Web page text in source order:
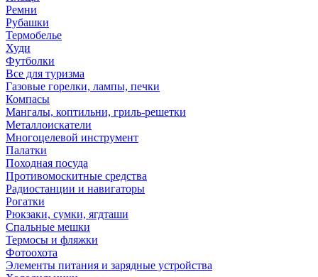
Ремни
Рубашки
Термобелье
Худи
Футболки
Все для туризма
Газовые горелки, лампы, печки
Компасы
Мангалы, коптильни, гриль-решетки
Металлоискатели
Многоцелевой инструмент
Палатки
Походная посуда
Противомоскитные средства
Радиостанции и навигаторы
Рогатки
Рюкзаки, сумки, ягдташи
Спальные мешки
Термосы и фляжки
Фотоохота
Элементы питания и зарядные устройства